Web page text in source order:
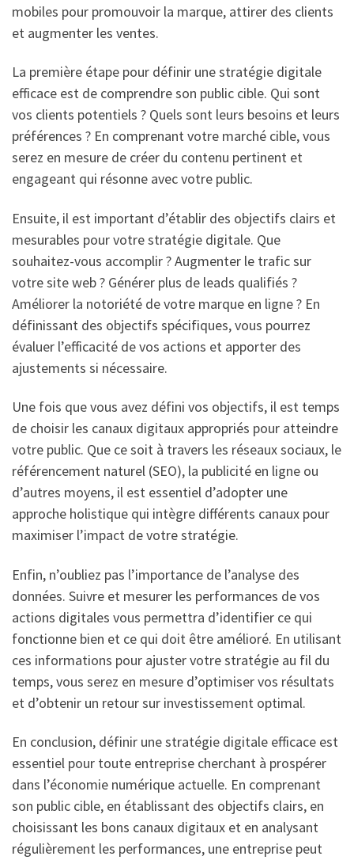
mobiles pour promouvoir la marque, attirer des clients
et augmenter les ventes.
La première étape pour définir une stratégie digitale
efficace est de comprendre son public cible. Qui sont
vos clients potentiels ? Quels sont leurs besoins et leurs
préférences ? En comprenant votre marché cible, vous
serez en mesure de créer du contenu pertinent et
engageant qui résonne avec votre public.
Ensuite, il est important d’établir des objectifs clairs et
mesurables pour votre stratégie digitale. Que
souhaitez-vous accomplir ? Augmenter le trafic sur
votre site web ? Générer plus de leads qualifiés ?
Améliorer la notoriété de votre marque en ligne ? En
définissant des objectifs spécifiques, vous pourrez
évaluer l’efficacité de vos actions et apporter des
ajustements si nécessaire.
Une fois que vous avez défini vos objectifs, il est temps
de choisir les canaux digitaux appropriés pour atteindre
votre public. Que ce soit à travers les réseaux sociaux, le
référencement naturel (SEO), la publicité en ligne ou
d’autres moyens, il est essentiel d’adopter une
approche holistique qui intègre différents canaux pour
maximiser l’impact de votre stratégie.
Enfin, n’oubliez pas l’importance de l’analyse des
données. Suivre et mesurer les performances de vos
actions digitales vous permettra d’identifier ce qui
fonctionne bien et ce qui doit être amélioré. En utilisant
ces informations pour ajuster votre stratégie au fil du
temps, vous serez en mesure d’optimiser vos résultats
et d’obtenir un retour sur investissement optimal.
En conclusion, définir une stratégie digitale efficace est
essentiel pour toute entreprise cherchant à prospérer
dans l’économie numérique actuelle. En comprenant
son public cible, en établissant des objectifs clairs, en
choisissant les bons canaux digitaux et en analysant
régulièrement les performances, une entreprise peut